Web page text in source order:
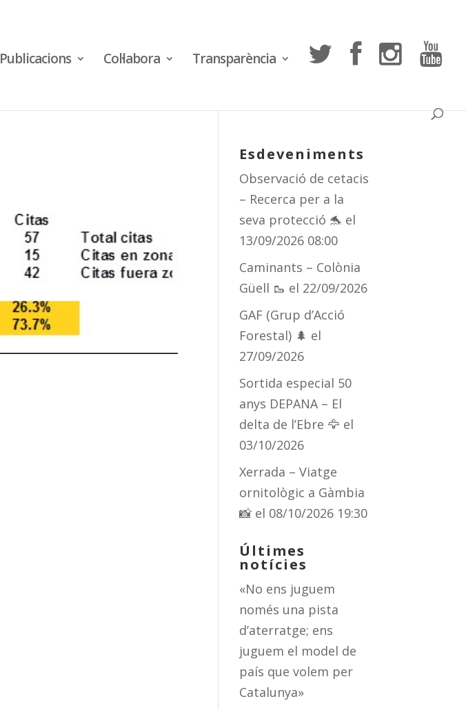
Publicacions Col·labora Transparència
Esdeveniments
Observació de cetacis
– Recerca per a la
seva protecció 🐬 el
13/09/2026 08:00
Caminants – Colònia
Güell 🥾 el 22/09/2026
GAF (Grup d’Acció
Forestal) 🌲 el
27/09/2026
Sortida especial 50
anys DEPANA – El
delta de l’Ebre 🦅 el
03/10/2026
Xerrada – Viatge
ornitològic a Gàmbia
📸 el 08/10/2026 19:30
Últimes
notícies
«No ens juguem
només una pista
d’aterratge; ens
juguem el model de
país que volem per
Catalunya»